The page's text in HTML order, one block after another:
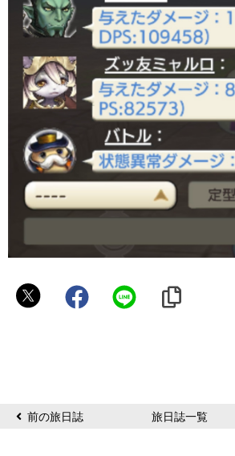
な
前の旅日誌 旅日誌一覧